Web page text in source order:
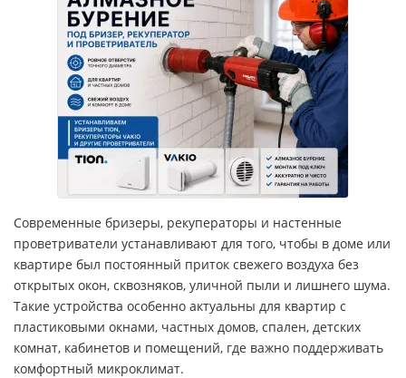
Современные бризеры, рекуператоры и настенные
проветриватели устанавливают для того, чтобы в доме или
квартире был постоянный приток свежего воздуха без
открытых окон, сквозняков, уличной пыли и лишнего шума.
Такие устройства особенно актуальны для квартир с
пластиковыми окнами, частных домов, спален, детских
комнат, кабинетов и помещений, где важно поддерживать
комфортный микроклимат.